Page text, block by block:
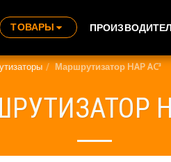
ТОВАРЫ
Маршрутизатор HAP AC³